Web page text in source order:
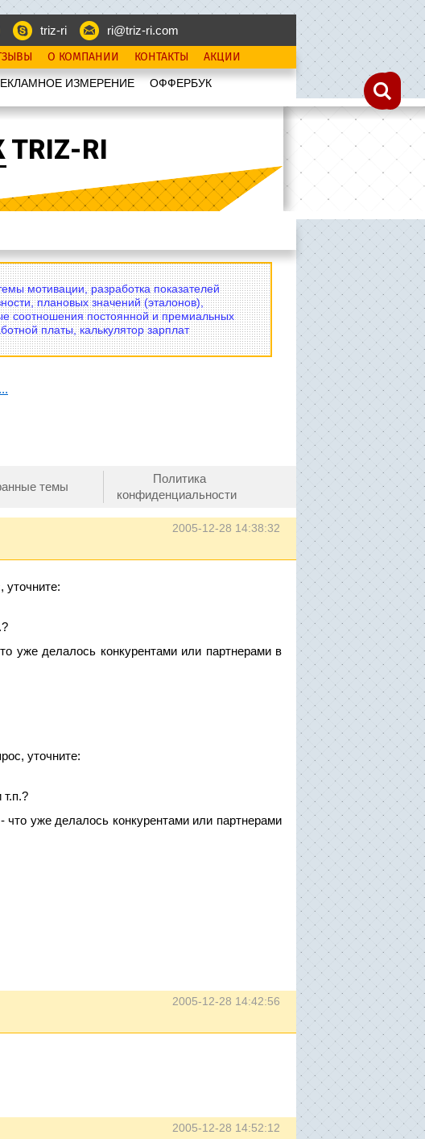
triz-ri ri@triz-ri.com
О КОМПАНИИ КОНТАКТЫ АКЦИИ
ИЗМЕРЕНИЕ OФФЕРБУК
RI
мотивации, разработка показателей
плановых значений (эталонов),
соотношения постоянной и премиальных
платы, калькулятор зарплат
темы
Политика
конфиденциальности
2005-12-28 14:38:32
уже делалось конкурентами или партнерами в
уточните:
уже делалось конкурентами или партнерами
2005-12-28 14:42:56
2005-12-28 14:52:12